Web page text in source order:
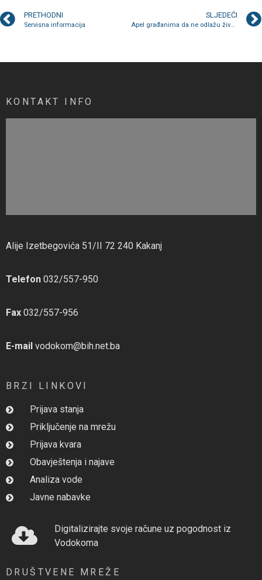
PRETHODNI
Servisna informacija
SLJEDEĆI
Apel građanima da ne odlažu životinjski otpad u kontejnere za komunalni otpad
KONTAKT INFO
Alije Izetbegovića 51/II 72 240 Kakanj
Telefon 032/557-950
Fax 032/557-956
E-mail vodokom@bih.net.ba
BRZI LINKOVI
Prijava stanja
Priključenje na mrežu
Prijava kvara
Obavještenja i najave
Analiza vode
Javne nabavke
Digitalizirajte svoje račune uz pogodnost iz
Vodokoma
DRUŠTVENE MREŽE